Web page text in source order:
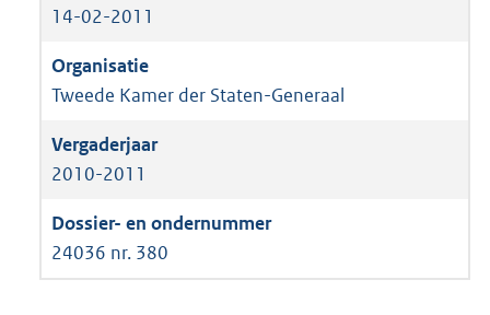
14-02-2011
Tweede Kamer der Staten-Generaal
2010-2011
24036 nr. 380